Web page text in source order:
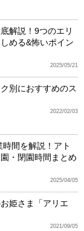
解説！9つのエリ
める&怖いポイン
2025/05/21
別におすすめのス
2022/02/03
時間を解説！アト
・閉園時間まとめ
2025/04/05
姫さま「アリエ
2021/09/05